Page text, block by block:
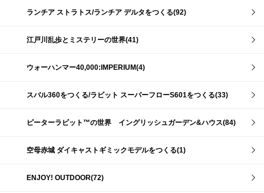
ランチア ストラトス/ランチア デルタをつくる(92)
江戸川乱歩とミステリーの世界(41)
ウォーハンマー40,000:IMPERIUM(4)
スバル360をつくる/ラビット スーパーフローS601をつくる(33)
ピーターラビット™の世界 イングリッシュガーデン&ハウス(84)
空母赤城 ダイキャストギミックモデルをつくる(1)
ENJOY! OUTDOOR(72)